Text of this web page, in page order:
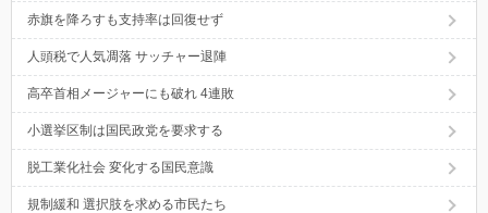
赤旗を降ろすも支持率は回復せず
人頭税で人気凋落 サッチャー退陣
高卒首相メージャーにも破れ 4連敗
小選挙区制は国民政党を要求する
脱工業化社会 変化する国民意識
規制緩和 選択肢を求める市民たち